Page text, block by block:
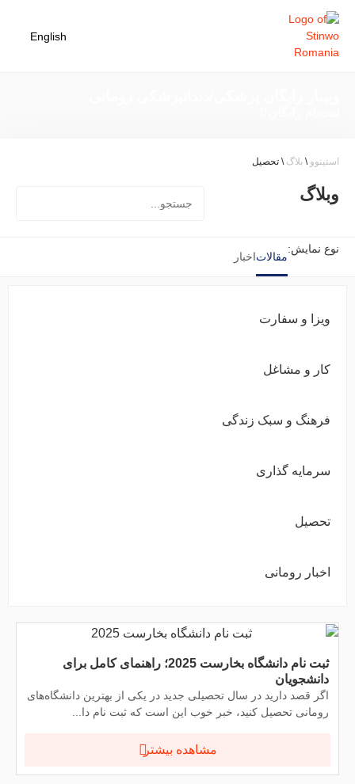
English
استینوو \ بلاگ \ تحصیل
وبلاگ
نوع نمایش:
مقالاتاخبار
ثبت نام دانشگاه بخارست 2025؛ راهنمای کامل برای
دانشجویان
اگر قصد دارید در سال تحصیلی جدید در یکی از بهترین دانشگاه‌های
رومانی تحصیل کنید، خبر خوب این است که ثبت نام دا...
مشاهده بیشتر
ویزا و سفارت
کار و مشاغل
فرهنگ و سبک زندگی
سرمایه گذاری
تحصیل
اخبار رومانی